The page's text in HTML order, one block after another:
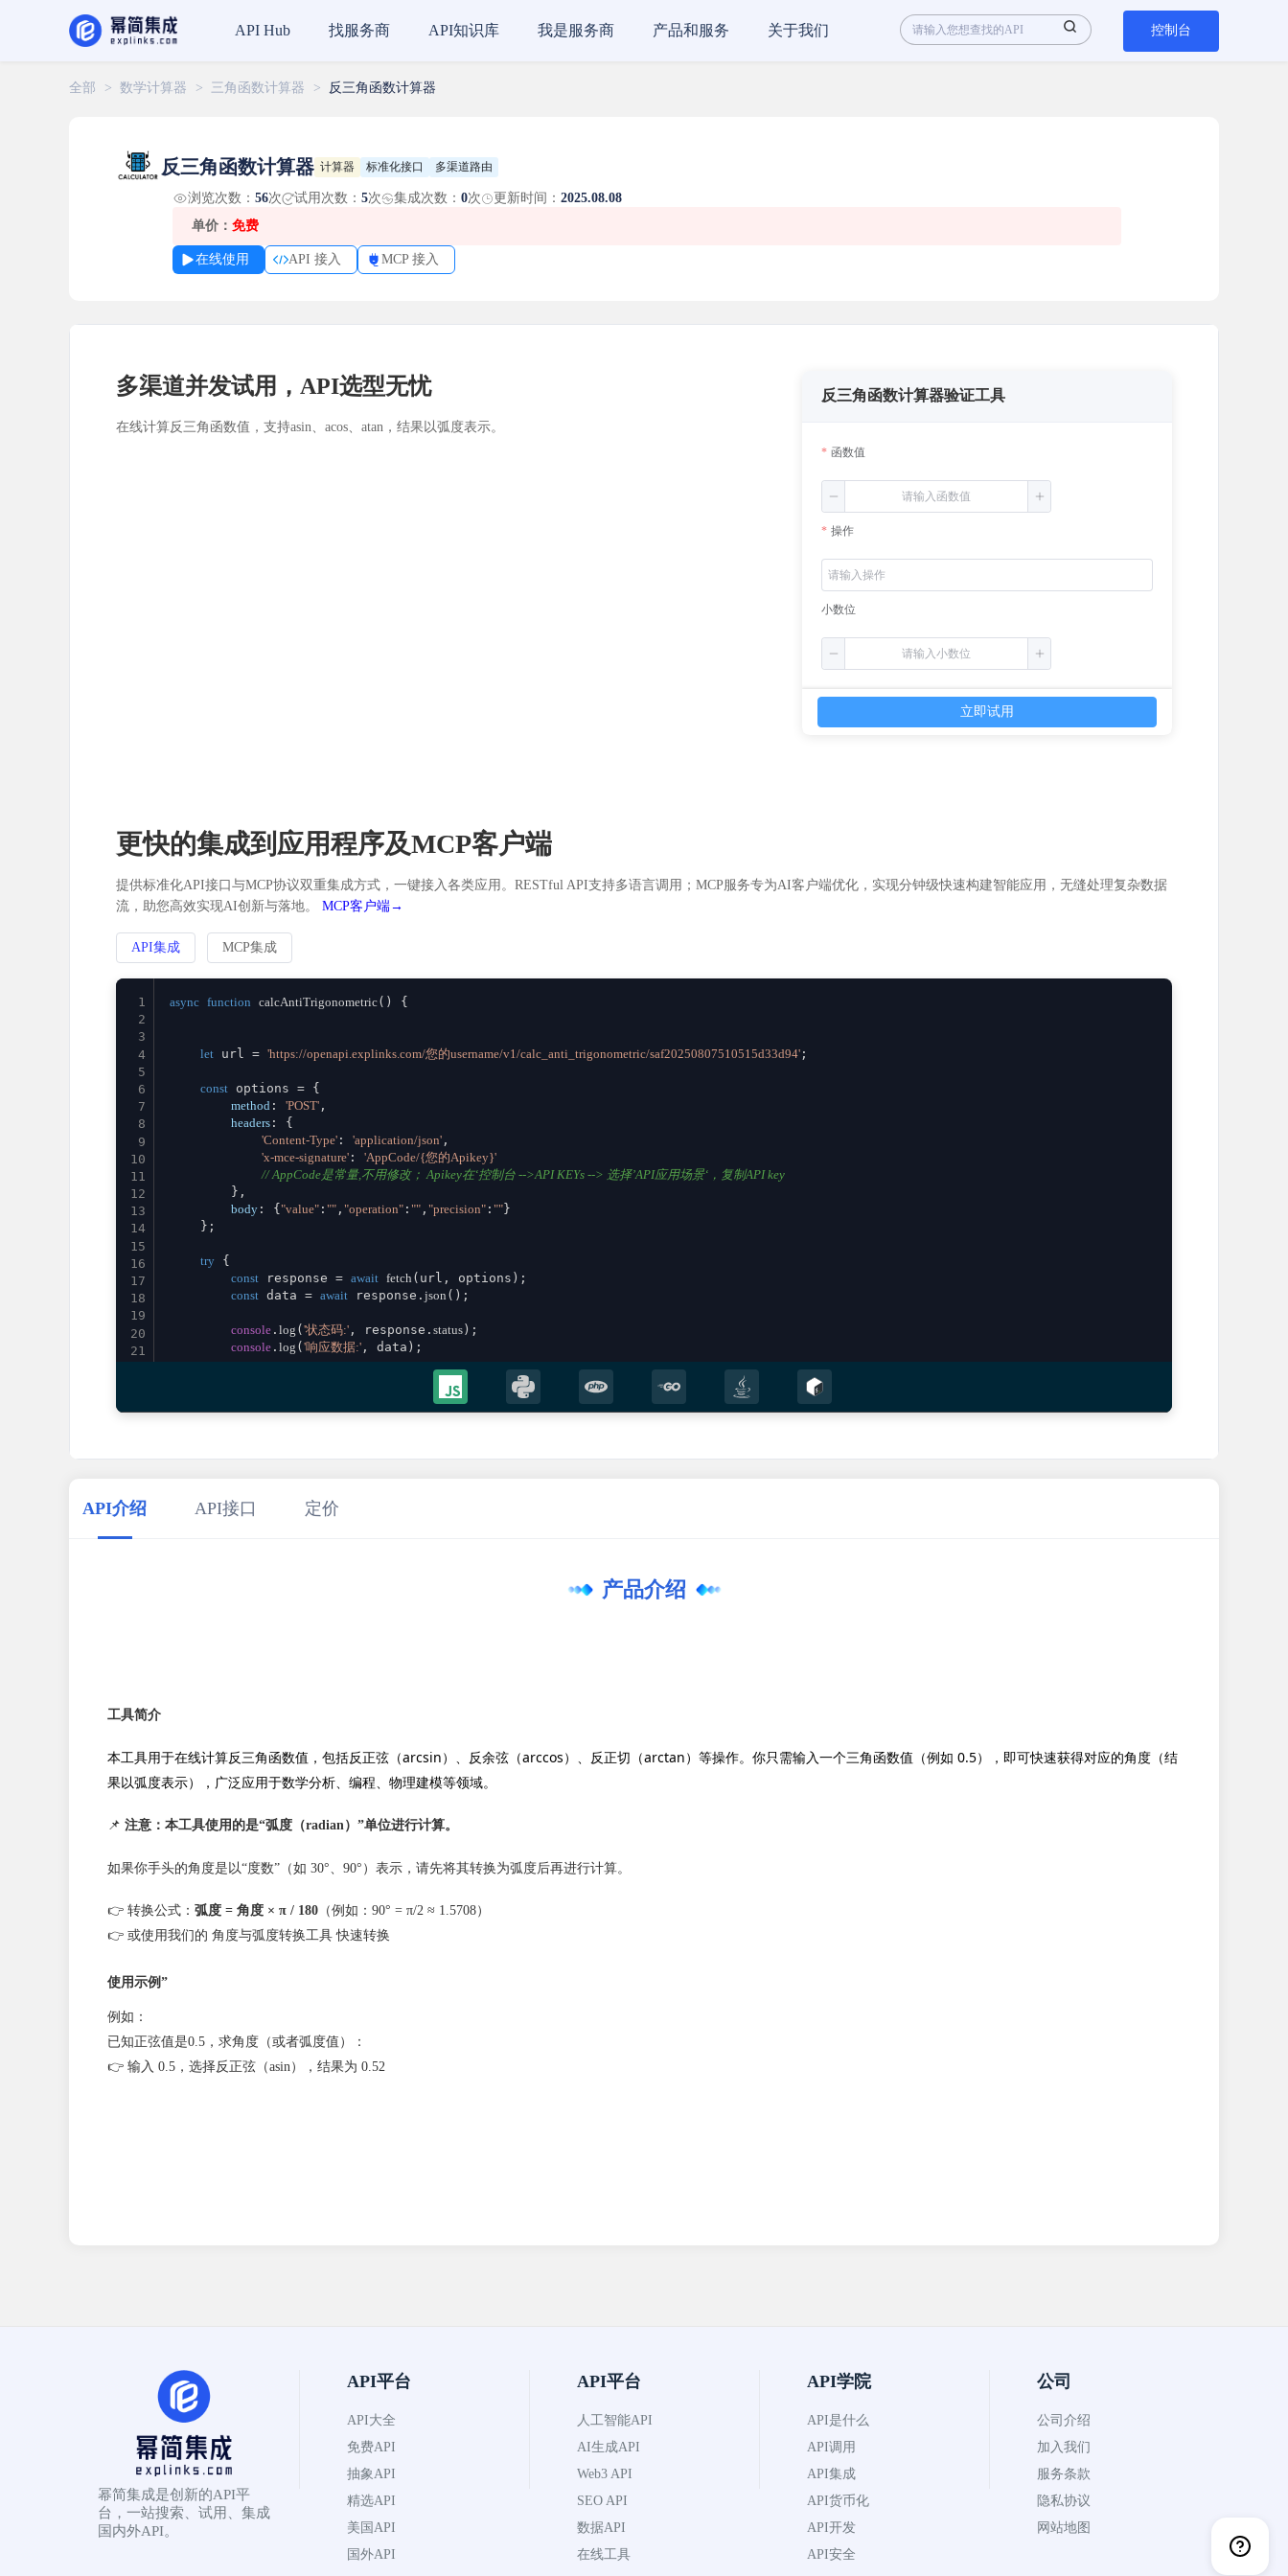
全部 > 数学计算器 > 三角函数计算器 > 反三角函数计算器
反三角函数计算器 计算器 标准化接口 多渠道路由
浏览次数： 56次 试用次数： 5次 集成次数： 0次 更新时间： 2025.08.08
单价： 免费
在线使用 API 接入 MCP 接入
多渠道并发试用，API选型无忧
在线计算反三角函数值，支持asin、acos、atan，结果以弧度表示。
反三角函数计算器验证工具
函数值
操作
小数位
立即试用
更快的集成到应用程序及MCP客户端
提供标准化API接口与MCP协议双重集成方式，一键接入各类应用。RESTful API支持多语言调用；MCP服务专为AI客户端优化，实现分钟级快速构建智能应用，无缝处理复杂数据
流，助您高效实现AI创新与落地。 MCP客户端→
API集成 MCP集成
1
2
3
4
5
6
7
8
9
10
11
12
13
14
15
16
17
18
19
20
21
30
32
async function calcAntiTrigonometric( ) {
let url = 'https://openapi.explinks.com/您的username/v1/calc_anti_trigonometric/saf20250807510515d33d94' ;
const options = {
method : 'POST' ,
headers : {
'Content-Type' : 'application/json' ,
'x-mce-signature' : 'AppCode/{您的Apikey}'
// AppCode是常量,不用修改； Apikey在‘控制台 -->API KEYs --> 选择’API应用场景‘，复制API key
        },
body : { "value" : "" , "operation" : "" , "precision" : "" }
    };
try {
const response = await fetch (url, options);
const data = await response. json ();
console . log ( '状态码:' , response. status );
console . log ( '响应数据:' , data);
console.error('请求失败:', error);
// 使用示例
calcAntiTrigonometric
API介绍 API接口 定价
产品介绍
工具简介
本工具用于在线计算反三角函数值，包括反正弦（arcsin）、反余弦（arccos）、反正切（arctan）等操作。你只需输入一个三角函数值（例如 0.5），即可快速获得对应的角度（结
果以弧度表示），广泛应用于数学分析、编程、物理建模等领域。
📌 注意：本工具使用的是“弧度（radian）”单位进行计算。
如果你手头的角度是以“度数”（如 30°、90°）表示，请先将其转换为弧度后再进行计算。
👉 转换公式： 弧度 = 角度 × π / 180 （例如：90° = π/2 ≈ 1.5708）
👉 或使用我们的 角度与弧度转换工具 快速转换
使用示例”
例如：
已知正弦值是0.5，求角度（或者弧度值）：
👉 输入 0.5，选择反正弦（asin），结果为 0.52
API Hub 找服务商 API知识库 我是服务商 产品和服务 关于我们 控制台
幂简集成是创新的API平
台，一站搜索、试用、集成
国内外API。
API平台
API大全
免费API
抽象API
精选API
美国API
国外API
API平台
人工智能API
AI生成API
Web3 API
SEO API
数据API
在线工具
API学院
API是什么
API调用
API集成
API货币化
API开发
API安全
公司
公司介绍
加入我们
服务条款
隐私协议
网站地图